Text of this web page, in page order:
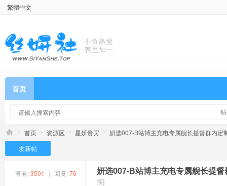
繁體中文
首页
首页 资源区 星妍贵宾
妍选007-B站博主充电专属舰长提督群内定
发新帖
查看: 3501 | 回复: 76
妍选007-B站博主充电专属舰长提
接]